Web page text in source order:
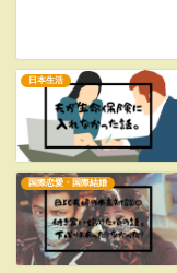
日本生活
国際恋愛・国際結婚